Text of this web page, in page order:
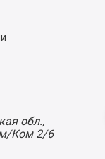
обл.,
Ком 2/6